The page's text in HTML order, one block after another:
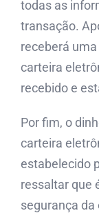
todas as
transação.
receberá
carteira
recebido e
Por fim, o
carteira
estabelecido
ressaltar que
segurança